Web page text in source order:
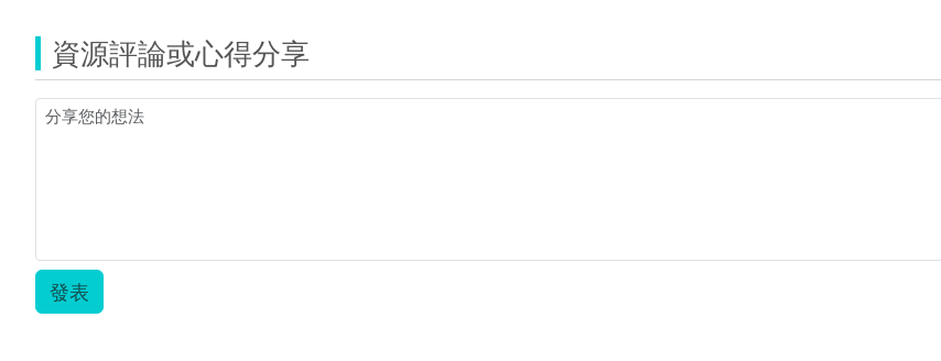
資源評論或心得分享
發表